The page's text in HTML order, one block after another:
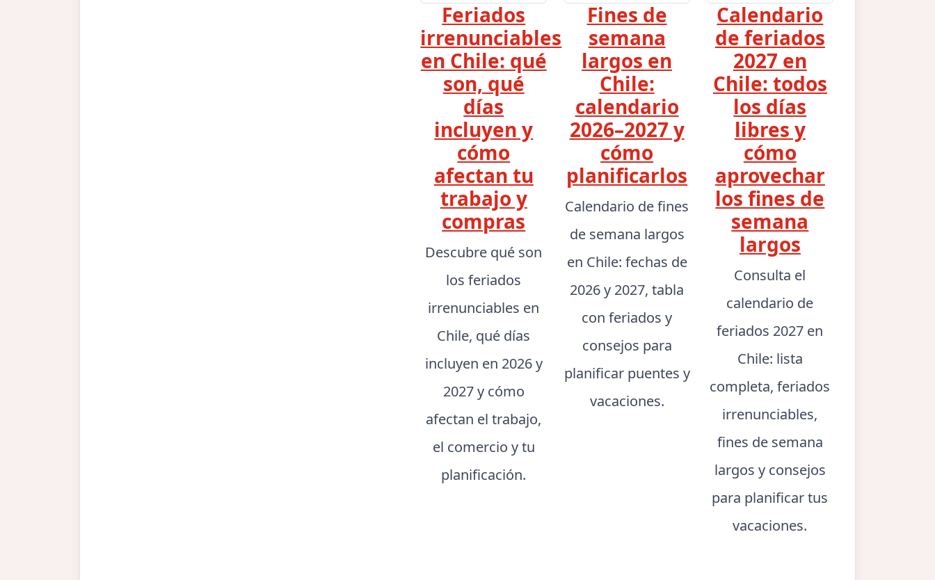
Feriados
irrenunciables
en Chile: qué
son, qué
días
incluyen y
cómo
afectan tu
trabajo y
compras
Descubre qué son
los feriados
irrenunciables en
Chile, qué días
incluyen en 2026 y
2027 y cómo
afectan el trabajo,
el comercio y tu
planificación.
Fines de
semana
largos en
Chile:
calendario
2026–2027 y
cómo
planificarlos
Calendario de fines
de semana largos
en Chile: fechas de
2026 y 2027, tabla
con feriados y
consejos para
planificar puentes y
vacaciones.
Calendario
de feriados
2027 en
Chile: todos
los días
libres y
cómo
aprovechar
los fines de
semana
largos
Consulta el
calendario de
feriados 2027 en
Chile: lista
completa, feriados
irrenunciables,
fines de semana
largos y consejos
para planificar tus
vacaciones.